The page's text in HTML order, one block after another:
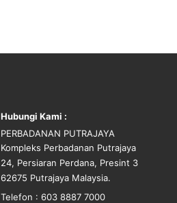
Hubungi Kami :
PERBADANAN PUTRAJAYA
Kompleks Perbadanan Putrajaya
24, Persiaran Perdana, Presint 3
62675 Putrajaya Malaysia.
Telefon : 603 8887 7000